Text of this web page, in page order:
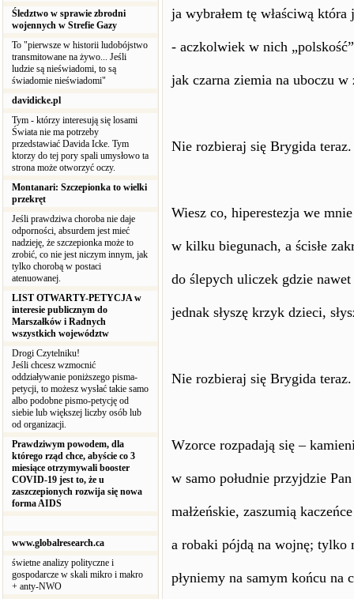
Śledztwo w sprawie zbrodni
wojennych w Strefie Gazy
To "pierwsze w historii ludobójstwo
transmitowane na żywo... Jeśli
ludzie są nieświadomi, to są
świadomie nieświadomi"
davidicke.pl
Tym - którzy interesują się losami
Świata nie ma potrzeby
przedstawiać Davida Icke. Tym
ktorzy do tej pory spali umysłowo ta
strona może otworzyć oczy.
Montanari: Szczepionka to wielki
przekręt
Jeśli prawdziwa choroba nie daje
odporności, absurdem jest mieć
nadzieję, że szczepionka może to
zrobić, co nie jest niczym innym, jak
tylko chorobą w postaci
atenuowanej.
LIST OTWARTY-PETYCJA w
interesie publicznym do
Marszałków i Radnych
wszystkich województw
Drogi Czytelniku!
Jeśli chcesz wzmocnić
oddziaływanie poniższego pisma-
petycji, to możesz wysłać takie samo
albo podobne pismo-petycję od
siebie lub większej liczby osób lub
od organizacji.
Prawdziwym powodem, dla
którego rząd chce, abyście co 3
miesiące otrzymywali booster
COVID-19 jest to, że u
zaszczepionych rozwija się nowa
forma AIDS
www.globalresearch.ca
świetne analizy polityczne i
gospodarcze w skali mikro i makro
+ anty-NWO
ja wybrałem tę właściwą
- aczkolwiek w nich
jak czarna ziemia na uboczu w
Nie rozbieraj się Brygida teraz.
Wiesz co, hiperestezja we
w kilku biegunach, a ścisłe
do ślepych uliczek gdzie
jednak słyszę krzyk dzieci,
Nie rozbieraj się Brygida teraz.
Wzorce rozpadają się –
w samo południe przyjdzie
małżeńskie, zaszumią
a robaki pójdą na wojnę; tylko
płyniemy na samym końcu na